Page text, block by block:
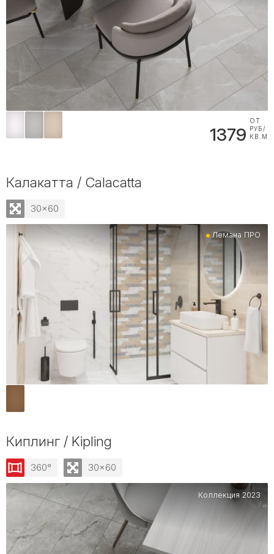
1379
ОТ
РУБ/
КВ.М
Калакатта / Calacatta
30x60
Лемана ПРО
Киплинг / Kipling
360° 30x60
Коллекция 2023